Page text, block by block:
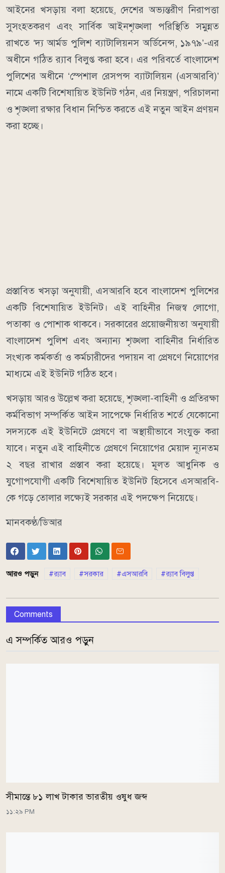
আইনের খসড়ায় বলা হয়েছে, দেশের অভ্যন্তরীণ নিরাপত্তা
সুসংহতকরণ এবং সার্বিক আইনশৃঙ্খলা পরিস্থিতি সমুন্নত
রাখতে ‘দ্য আর্মড পুলিশ ব্যাটালিয়নস অর্ডিনেন্স, ১৯৭৯’-এর
অধীনে গঠিত র‍্যাব বিলুপ্ত করা হবে। এর পরিবর্তে বাংলাদেশ
পুলিশের অধীনে ‘স্পেশাল রেসপন্স ব্যাটালিয়ন (এসআরবি)’
নামে একটি বিশেষায়িত ইউনিট গঠন, এর নিয়ন্ত্রণ, পরিচালনা
ও শৃঙ্খলা রক্ষার বিধান নিশ্চিত করতে এই নতুন আইন প্রণয়ন
করা হচ্ছে।
প্রস্তাবিত খসড়া অনুযায়ী, এসআরবি হবে বাংলাদেশ পুলিশের
একটি বিশেষায়িত ইউনিট। এই বাহিনীর নিজস্ব লোগো,
পতাকা ও পোশাক থাকবে। সরকারের প্রয়োজনীয়তা অনুযায়ী
বাংলাদেশ পুলিশ এবং অন্যান্য শৃঙ্খলা বাহিনীর নির্ধারিত
সংখ্যক কর্মকর্তা ও কর্মচারীদের পদায়ন বা প্রেষণে নিয়োগের
মাধ্যমে এই ইউনিট গঠিত হবে।
খসড়ায় আরও উল্লেখ করা হয়েছে, শৃঙ্খলা-বাহিনী ও প্রতিরক্ষা
কর্মবিভাগ সম্পর্কিত আইন সাপেক্ষে নির্ধারিত শর্তে যেকোনো
সদস্যকে এই ইউনিটে প্রেষণে বা অস্থায়ীভাবে সংযুক্ত করা
যাবে। নতুন এই বাহিনীতে প্রেষণে নিয়োগের মেয়াদ ন্যূনতম
২ বছর রাখার প্রস্তাব করা হয়েছে। মূলত আধুনিক ও
যুগোপযোগী একটি বিশেষায়িত ইউনিট হিসেবে এসআরবি-
কে গড়ে তোলার লক্ষ্যেই সরকার এই পদক্ষেপ নিয়েছে।
মানবকণ্ঠ/ডিআর
আরও পড়ুন র‌্যাব সরকার এসআরবি র‌্যাব বিলুপ্ত
Comments
এ সম্পর্কিত আরও পড়ুন
সীমান্তে ৮১ লাখ টাকার ভারতীয় ওষুধ জব্দ
১১:২৯ PM